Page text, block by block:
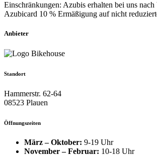
Einschränkungen: Azubis erhalten bei uns nach
Azubicard 10 % Ermäßigung auf nicht
Anbieter
Standort
Hammerstr. 62-64
08523 Plauen
Öffnungszeiten
März – Oktober: 9-19 Uhr
November – Februar: 10-18 Uhr